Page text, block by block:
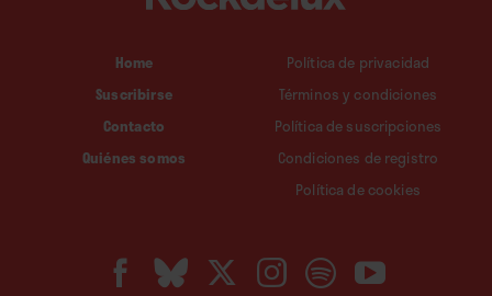
Home
Suscribirse
Contacto
Quiénes somos
Política de privacidad
Términos y condiciones
Política de suscripciones
Condiciones de registro
Política de cookies